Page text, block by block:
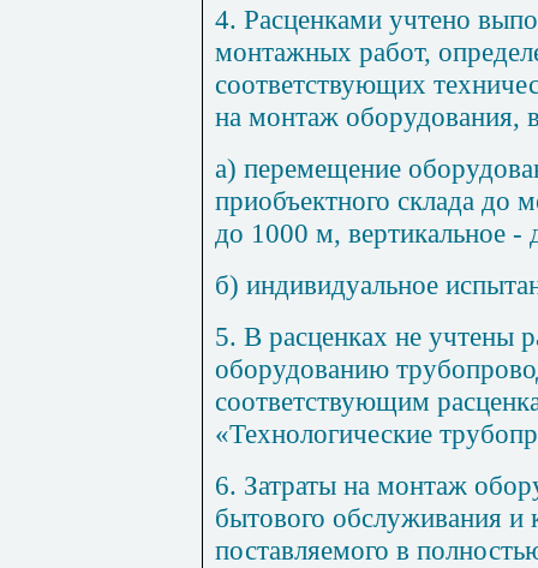
4. Расценками учтено
монтажных работ,
соответствующих
на монтаж оборудования,
а) перемещение
приобъектного склада до
до 1000 м, вертикальное -
б) индивидуальное
5. В расценках не учтены
оборудованию
соответствующим
«Технологические
6. Затраты на монтаж
бытового обслуживания и
поставляемого в